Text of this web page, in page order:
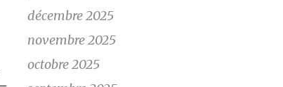
décembre 2025
novembre 2025
octobre 2025